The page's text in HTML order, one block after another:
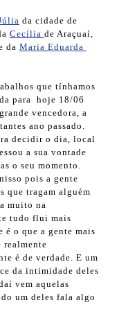
da cidade de
Cecília de Araçuaí,
da Maria Eduarda
que tínhamos
para hoje 18/06
vencedora, a
ano passado.
decidir o dia, local
a sua vontade
o seu momento.
pois a gente
que tragam alguém
muito na
tudo flui mais
é o que a gente mais
realmente
é de verdade. E um
da intimidade deles
vem aquelas
um deles fala algo